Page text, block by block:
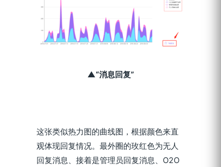
▲“消息回复”
这张类似热力图的曲线图，根据颜色来直
观体现回复情况。最外圈的玫红色为无人
回复消息、接着是管理员回复消息、O2O